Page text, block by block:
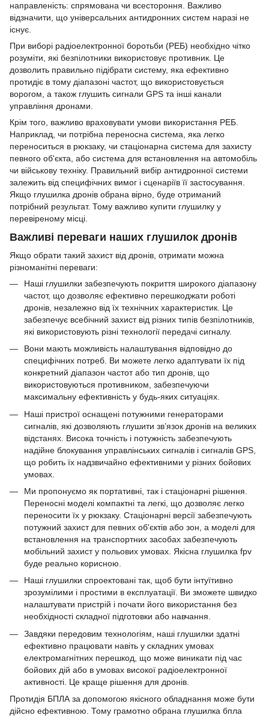
направленість: спрямована чи всестороння. Важливо
відзначити, що універсальних антидронних систем наразі не
існує.
При виборі радіоелектронної боротьби (РЕБ) необхідно чітко
розуміти, які безпілотники використовує противник. Це
дозволить правильно підібрати систему, яка ефективно
протидіє в тому діапазоні частот, що використовується
ворогом, а також глушить сигнали GPS та інші канали
управління дронами.
Крім того, важливо враховувати умови використання РЕБ.
Наприклад, чи потрібна переносна система, яка легко
переноситься в рюкзаку, чи стаціонарна система для захисту
певного об'єкта, або система для встановлення на автомобіль
чи військову техніку. Правильний вибір антидронної системи
залежить від специфічних вимог і сценаріїв її застосування.
Якщо глушилка дронів обрана вірно, буде отриманий
потрібний результат. Тому важливо купити глушилку у
перевіреному місці.
Важливі переваги наших глушилок дронів
Якщо обрати такий захист від дронів, отримати можна
різноманітні переваги:
Наші глушилки забезпечують покриття широкого діапазону
частот, що дозволяє ефективно перешкоджати роботі
дронів, незалежно від їх технічних характеристик. Це
забезпечує всебічний захист від різних типів безпілотників,
які використовують різні технології передачі сигналу.
Вони мають можливість налаштування відповідно до
специфічних потреб. Ви можете легко адаптувати їх під
конкретний діапазон частот або тип дронів, що
використовуються противником, забезпечуючи
максимальну ефективність у будь-яких ситуаціях.
Наші пристрої оснащені потужними генераторами
сигналів, які дозволяють глушити зв’язок дронів на великих
відстанях. Висока точність і потужність забезпечують
надійне блокування управлінських сигналів і сигналів GPS,
що робить їх надзвичайно ефективними у різних бойових
умовах.
Ми пропонуємо як портативні, так і стаціонарні рішення.
Переносні моделі компактні та легкі, що дозволяє легко
переносити їх у рюкзаку. Стаціонарні версії забезпечують
потужний захист для певних об'єктів або зон, а моделі для
встановлення на транспортних засобах забезпечують
мобільний захист у польових умовах. Якісна глушилка fpv
буде реально корисною.
Наші глушилки спроектовані так, щоб бути інтуїтивно
зрозумілими і простими в експлуатації. Ви зможете швидко
налаштувати пристрій і почати його використання без
необхідності складної підготовки або навчання.
Завдяки передовим технологіям, наші глушилки здатні
ефективно працювати навіть у складних умовах
електромагнітних перешкод, що може виникати під час
бойових дій або в умовах високої радіоелектронної
активності. Це краще рішення для дронів.
Протидія БПЛА за допомогою якісного обладнання може бути
дійсно ефективною. Тому грамотно обрана глушилка бпла